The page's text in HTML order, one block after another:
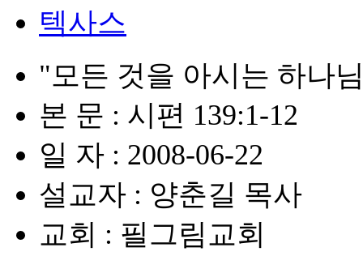
텍사스
"모든 것을 아시는 하나
본 문 : 시편 139:1-12
일 자 : 2008-06-22
설교자 : 양춘길 목사
교회 : 필그림교회